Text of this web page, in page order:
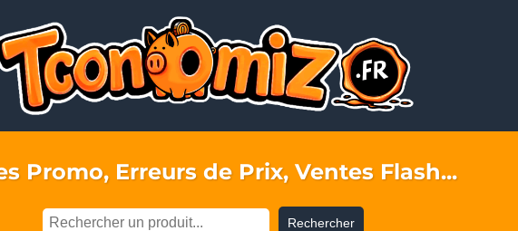
Promo, Erreurs de Prix, Ventes Flash...
Rechercher